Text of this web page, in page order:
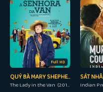
Full HD
QUÝ BÀ MARY SHEPHERD
The Lady in the Van (2015)